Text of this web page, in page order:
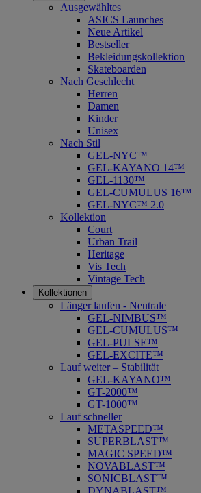
Ausgewähltes
ASICS Launches
Neue Artikel
Bestseller
Bekleidungskollektion
Skateboarden
Nach Geschlecht
Herren
Damen
Kinder
Unisex
Nach Stil
GEL-NYC™
GEL-KAYANO 14™
GEL-1130™
GEL-CUMULUS 16™
GEL-NYC™ 2.0
Kollektion
Court
Urban Trail
Heritage
Vis Tech
Vintage Tech
Kollektionen
Länger laufen - Neutrale
GEL-NIMBUS™
GEL-CUMULUS™
GEL-PULSE™
GEL-EXCITE™
Lauf weiter – Stabilität
GEL-KAYANO™
GT-2000™
GT-1000™
Lauf schneller
METASPEED™
SUPERBLAST™
MAGIC SPEED™
NOVABLAST™
SONICBLAST™
DYNABLAST™